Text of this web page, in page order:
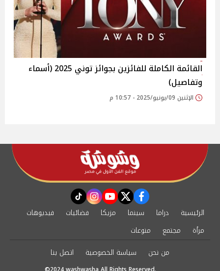
القائمة الكاملة للفائزين بجوائز توني 2025 (أسماء
وتفاصيل)
الإثنين 09/يونيو/2025 - 10:57 م
facebook
twitter
youtube
instagram
tiktok
الرئيسية دراما سينما مزيكا فضائيات
فيديوهات
مرأة
مجتمع
منوعات
من نحن
سياسة الخصوصية اتصل بنا